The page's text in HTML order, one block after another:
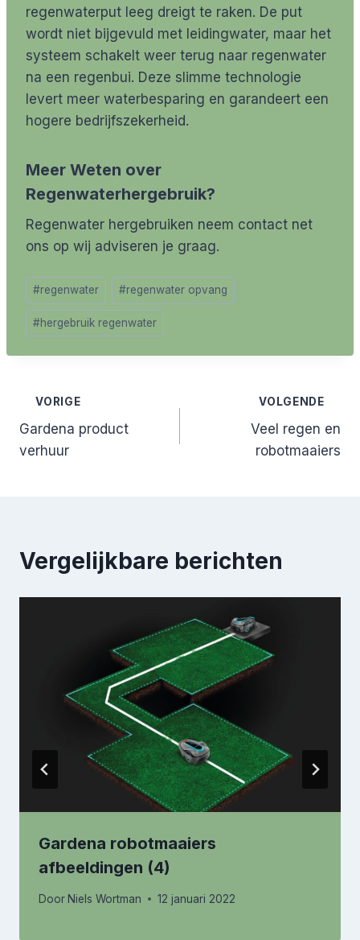
regenwaterput leeg dreigt te raken. De put
wordt niet bijgevuld met leidingwater, maar het
systeem schakelt weer terug naar regenwater
na een regenbui. Deze slimme technologie
levert meer waterbesparing en garandeert een
hogere bedrijfszekerheid.
Meer Weten over
Regenwaterhergebruik?
Regenwater hergebruiken neem contact net
ons op wij adviseren je graag.
Bericht
tags:
#regenwater #regenwater opvang
#hergebruik regenwater
Bericht
navigatie
VORIGE
Gardena product
verhuur
VOLGENDE
Veel regen en
robotmaaiers
Vergelijkbare berichten
Gardena robotmaaiers
afbeeldingen (4)
Door Niels Wortman 12 januari 2022